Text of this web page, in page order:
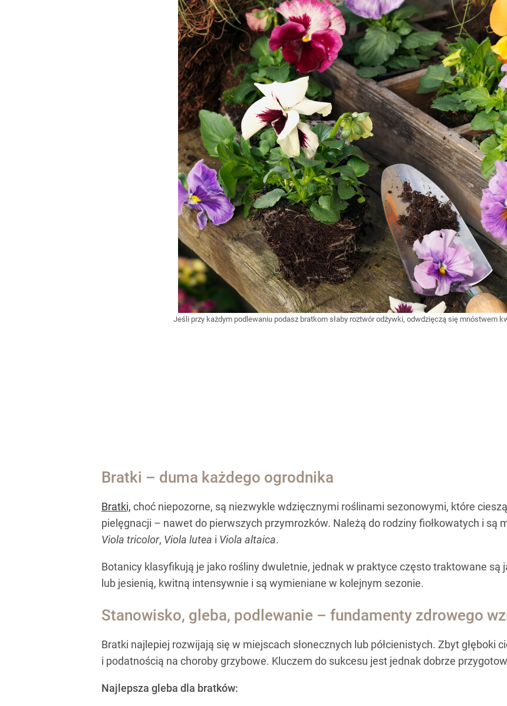
Jeśli przy każdym podlewaniu podasz bratkom słaby roztwór odżywki, odwdzięczą się mnóstwem
Bratki – duma każdego ogrodnika
Bratki, choć niepozorne, są niezwykle wdzięcznymi roślinami sezonowymi, które
pielęgnacji – nawet do pierwszych przymrozków. Należą do rodziny fiołkowatych i są
Viola tricolor, Viola lutea i Viola altaica.
Botanicy klasyfikują je jako rośliny dwuletnie, jednak w praktyce często traktowane
lub jesienią, kwitną intensywnie i są wymieniane w kolejnym sezonie.
Stanowisko, gleba, podlewanie – fundamenty zdrowego
Bratki najlepiej rozwijają się w miejscach słonecznych lub półcienistych. Zbyt głęboki
i podatnością na choroby grzybowe. Kluczem do sukcesu jest jednak dobrze
Najlepsza gleba dla bratków: